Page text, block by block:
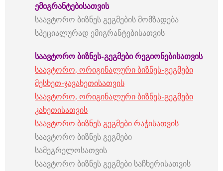
ემიგრანტებისათვის
საავტორო ბიზნეს გეგმების მომზადება
სპეციალურად ემიგრანტებისათვის
საავტორო ბიზნეს-გეგმები რეგიონებისათვის
საავტორო, ორიგინალური ბიზნეს-გეგმები
მესხეთ-ჯავახეთისათვის
საავტორო, ორიგინალური ბიზნეს-გეგმები
კახეთისათვის
საავტორო ბიზნეს გეგმები რაჭისათვის
საავტორო ბიზნეს გეგმები
სამეგრელოსათვის
საავტორო ბიზნეს გეგმები საჩხერისათვის